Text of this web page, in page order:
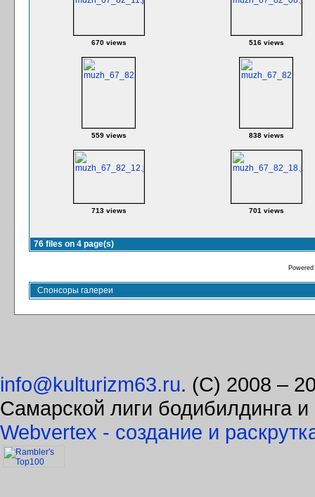
670 views 516 views
559 views 838 views
713 views 701 views
76 files on 4 page(s)
Спонсоры галереи
info@kulturizm63.ru. (C) 2008 –
Самарской лиги бодибилдинга
Webvertex - создание и